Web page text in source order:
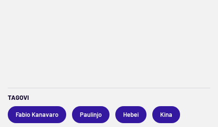
TAGOVI
Fabio Kanavaro Paulinjo Hebei Kina